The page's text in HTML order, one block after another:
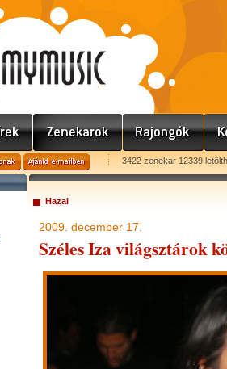
3422 zenekar 12339
Hazai
2009. december 17.
Széles Iza világsztárok